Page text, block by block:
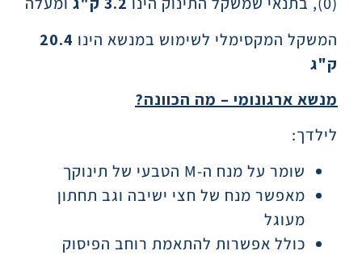
המשקל המקסימלי לשימוש במנשא הינו 20.4
ק"ג
מנשא ארגונומי – מה הכוונה?
לילדך:
שומר על מנח ה-M הטבעי של תינוקך
מאפשר מנח של חצי ישיבה וגב תחתון
מעוגל
כולל אפשרות להתאמת רוחב הפיסוק